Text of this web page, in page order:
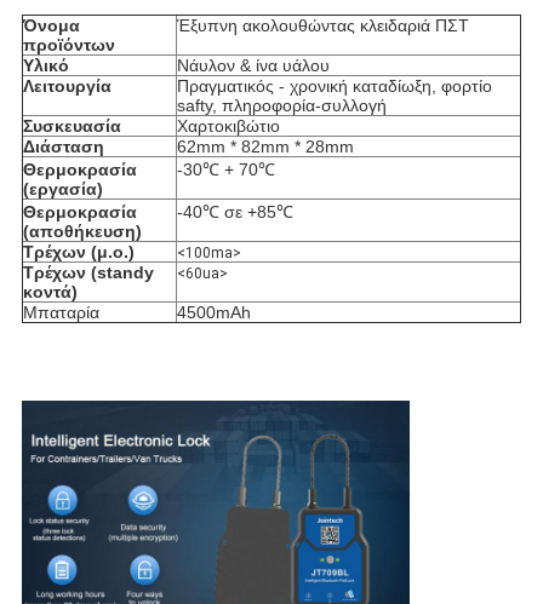
Όνομα
προϊόντων
Έξυπνη ακολουθώντας κλειδαριά ΠΣΤ
Υλικό
Νάυλον & ίνα υάλου
Λειτουργία
Πραγματικός - χρονική καταδίωξη, φορτίο
safty, πληροφορία-συλλογή
Συσκευασία
Χαρτοκιβώτιο
Διάσταση
62mm * 82mm * 28mm
Θερμοκρασία
(εργασία)
-30℃ + 70℃
Θερμοκρασία
(αποθήκευση)
-40℃ σε +85℃
Τρέχων (μ.ο.) <100ma>
Τρέχων (standy
κοντά)
<60ua>
Μπαταρία 4500mAh